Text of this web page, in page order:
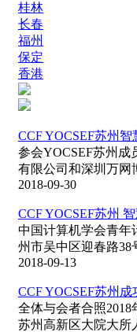
桂林
长春
福州
保定
香港
CCF YOCSEF苏州
参会YOCSEF苏州成
有限公司和深圳万网
2018-09-30
CCF YOCSEF苏州
中国计算机学会青年
州市吴中区迎春路38
2018-09-13
CCF YOCSEF苏州
全体与会者合照
苏州高新区大院大所